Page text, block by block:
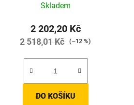
Skladem
2 202,20 Kč
2 518,01 Kč (–12 %)
DO KOŠÍKU